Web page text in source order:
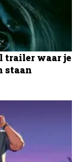
trailer waar je
staan